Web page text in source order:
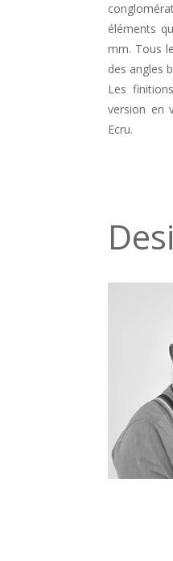
éléments
mm. Tous
des angles
Les
version en
Ecru.